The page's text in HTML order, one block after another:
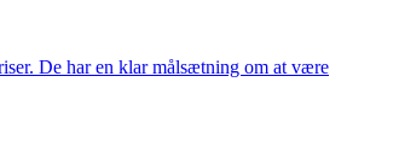
De har en klar målsætning om at være